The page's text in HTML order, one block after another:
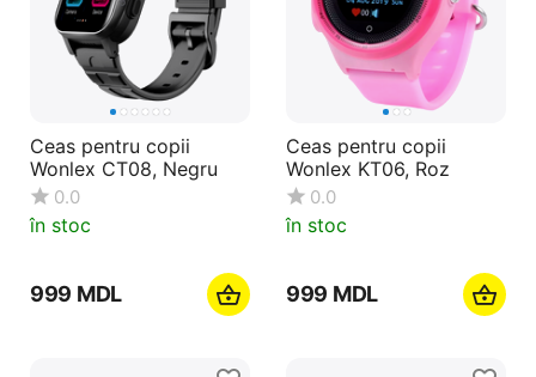
Ceas pentru copii
Wonlex CT08, Negru
0.0
în stoc
‍999‍ MDL
Ceas pentru copii
Wonlex KT06, Roz
0.0
în stoc
‍999‍ MDL